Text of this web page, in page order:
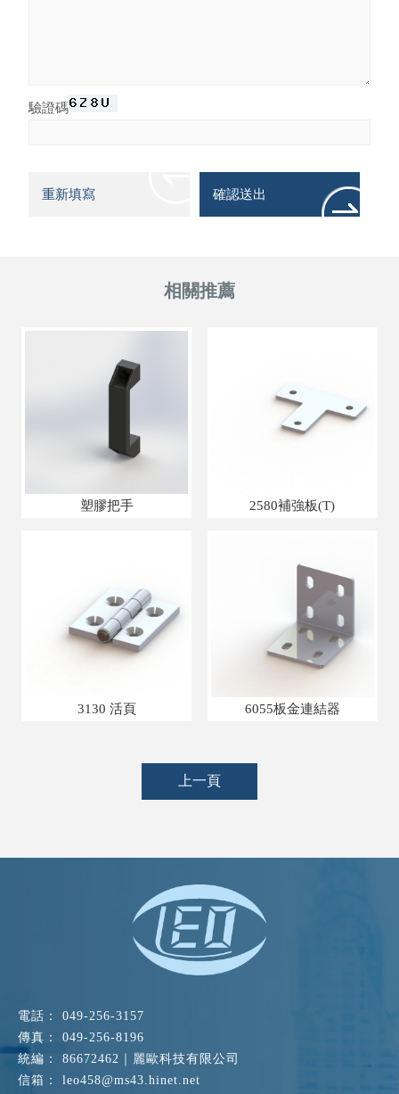
驗證碼
塑膠把手 2580補強板(T)
3130 活頁 6055板金連結器
上一頁
049-256-3157
049-256-8196
86672462｜麗歐科技有限公司
leo458@ms43.hinet.net